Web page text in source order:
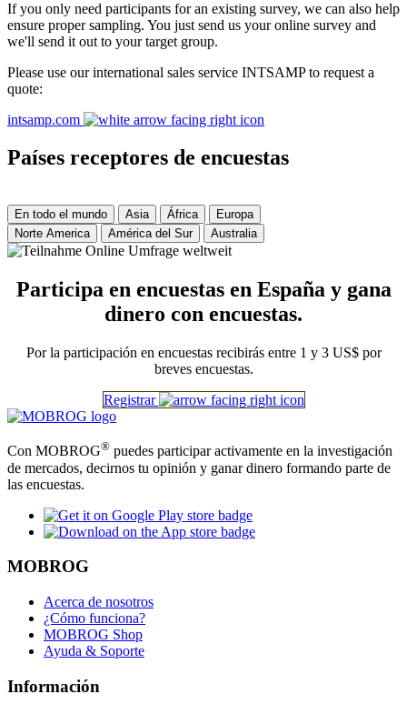
If you only need participants for an existing survey, we can also help
ensure proper sampling. You just send us your online survey and
we'll send it out to your target group.
Please use our international sales service INTSAMP to request a
quote:
intsamp.com
Países receptores de encuestas
En todo el mundo Asia África
Europa
Norte America
América del Sur Australia
Participa en encuestas en España y gana
dinero con encuestas.
Por la participación en encuestas recibirás entre 1 y 3 US$ por
breves encuestas.
Registrar
Con MOBROG® puedes participar activamente en la investigación
de mercados, decirnos tu opinión y ganar dinero formando parte de
las encuestas.
MOBROG
Acerca de nosotros
¿Cómo funciona?
MOBROG Shop
Ayuda & Soporte
Información